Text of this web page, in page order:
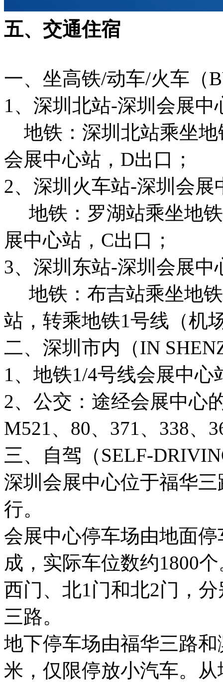
五、交通住宿
一、坐高铁/动车/火车（
1、深圳北站-深圳会展中
地铁：深圳北站乘坐地
会展中心站，D出口；
2、深圳火车站-深圳会展
地铁：罗湖站乘坐地
展中心站，C出口；
3、深圳东站-深圳会展中
地铁：布吉站乘坐地
站，转乘地铁1号线（机
二、深圳市内（IN
1、地铁1/4号线会展中心
2、公交：途经会展中心
M521、80、371、338、
三、自驾（SELF-
深圳会展中心位于福华
行。
会展中心停车场由地面
成，实际车位数约1800
西门、北1门和北2门，
三路。
地下停车场由福华三路
米，仅限停放小汽车。